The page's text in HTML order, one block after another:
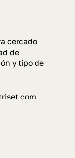
cercado
de
y tipo de